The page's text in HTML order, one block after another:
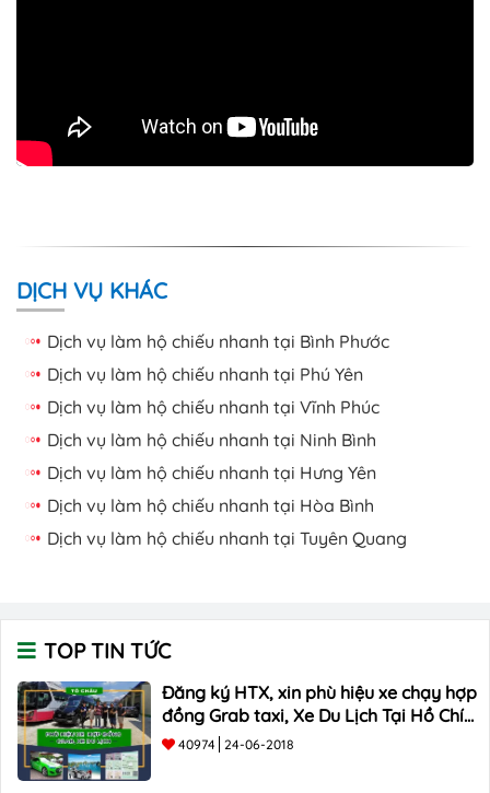
DỊCH VỤ KHÁC
Dịch vụ làm hộ chiếu nhanh tại Bình Phước
Dịch vụ làm hộ chiếu nhanh tại Phú Yên
Dịch vụ làm hộ chiếu nhanh tại Vĩnh Phúc
Dịch vụ làm hộ chiếu nhanh tại Ninh Bình
Dịch vụ làm hộ chiếu nhanh tại Hưng Yên
Dịch vụ làm hộ chiếu nhanh tại Hòa Bình
Dịch vụ làm hộ chiếu nhanh tại Tuyên Quang
TOP TIN TỨC
Đăng ký HTX, xin phù hiệu xe chạy hợp
đồng Grab taxi, Xe Du Lịch Tại Hồ Chí
Minh Giá Rẻ
40974 24-06-2018